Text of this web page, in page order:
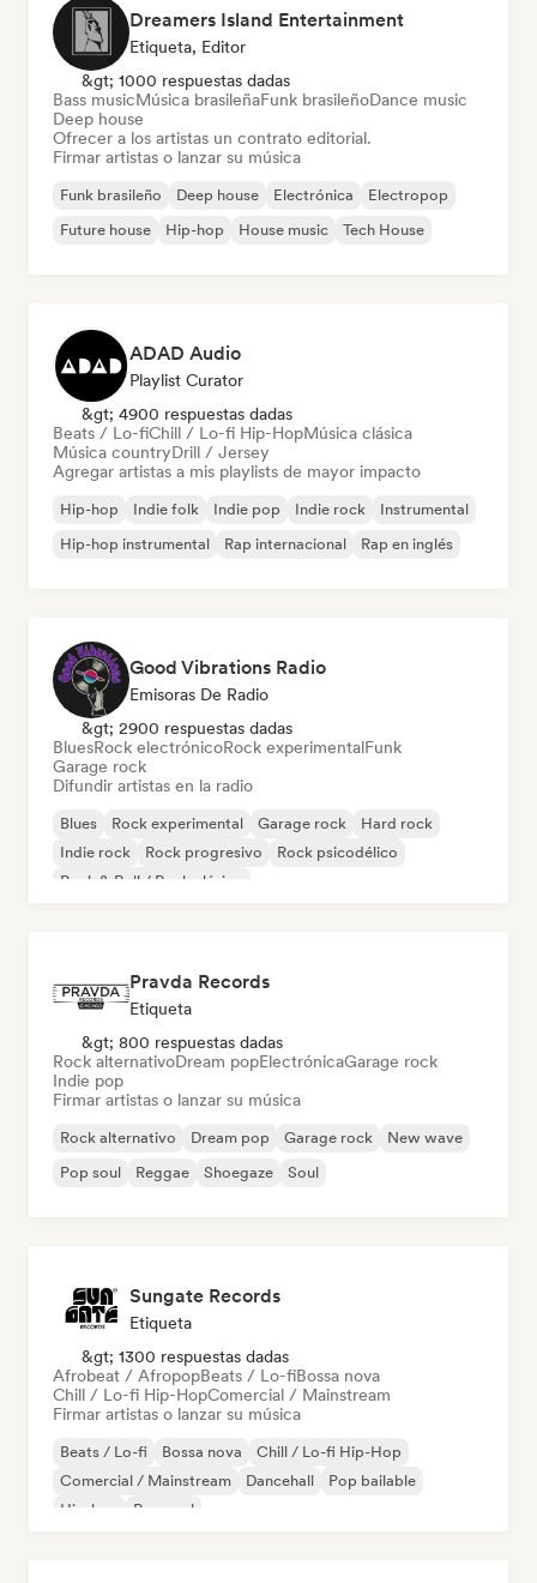
Dreamers Island Entertainment
Etiqueta, Editor
&gt; 1000 respuestas dadas
Bass musicMúsica brasileñaFunk brasileñoDance music
Deep house
Ofrecer a los artistas un contrato editorial.
Firmar artistas o lanzar su música
Funk brasileño Deep house Electrónica
Electropop
Future house
Hip-hop House music Tech House
ADAD Audio
Playlist Curator
&gt; 4900 respuestas dadas
Beats / Lo-fiChill / Lo-fi Hip-HopMúsica clásica
Música countryDrill / Jersey
Agregar artistas a mis playlists de mayor impacto
Hip-hop Indie folk Indie pop Indie rock
Instrumental
Hip-hop instrumental
Rap internacional Rap en inglés
Good Vibrations Radio
Emisoras De Radio
&gt; 2900 respuestas dadas
BluesRock electrónicoRock experimentalFunk
Garage rock
Difundir artistas en la radio
Blues Rock experimental Garage rock
Hard rock
Indie rock
Rock progresivo
Rock psicodélico
Rock & Roll / Rock clásico
Pravda Records
Etiqueta
&gt; 800 respuestas dadas
Rock alternativoDream popElectrónicaGarage rock
Indie pop
Firmar artistas o lanzar su música
Rock alternativo Dream pop Garage rock
New wave
Pop soul
Reggae Shoegaze Soul
Sungate Records
Etiqueta
&gt; 1300 respuestas dadas
Afrobeat / AfropopBeats / Lo-fiBossa nova
Chill / Lo-fi Hip-HopComercial / Mainstream
Firmar artistas o lanzar su música
Beats / Lo-fi Bossa nova
Chill / Lo-fi Hip-Hop
Comercial / Mainstream
Dancehall
Pop bailable
Hip-hop
Pop soul